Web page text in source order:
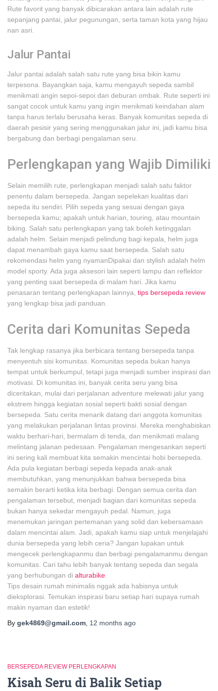
Rute favorit yang banyak dibicarakan antara lain adalah rute
sepanjang pantai, jalur pegunungan, serta taman kota yang hijau
nan asri.
Jalur Pantai
Jalur pantai adalah salah satu rute yang bisa bikin kamu
terpesona. Bayangkan saja, kamu mengayuh sepeda sambil
menikmati angin sepoi-sepoi dan deburan ombak. Rute seperti ini
sangat cocok untuk kamu yang ingin menikmati keindahan alam
tanpa harus terlalu berusaha keras. Banyak komunitas sepeda di
daerah pesisir yang sering menggunakan jalur ini, jadi kamu bisa
bergabung dan berbagi pengalaman seru.
Perlengkapan yang Wajib Dimiliki
Selain memilih rute, perlengkapan menjadi salah satu faktor
penentu dalam bersepeda. Jangan sepelekan kualitas dari
sepeda itu sendiri. Pilih sepeda yang sesuai dengan gaya
bersepeda kamu; apakah untuk harian, touring, atau mountain
biking. Salah satu perlengkapan yang tak boleh ketinggalan
adalah helm. Selain menjadi pelindung bagi kepala, helm juga
dapat menambah gaya kamu saat bersepeda. Salah satu
rekomendasi helm yang nyamanDipakai dan stylish adalah helm
model sporty. Ada juga aksesori lain seperti lampu dan reflektor
yang penting saat bersepeda di malam hari. Jika kamu
penasaran tentang perlengkapan lainnya, tips bersepeda review
yang lengkap bisa jadi panduan.
Cerita dari Komunitas Sepeda
Tak lengkap rasanya jika berbicara tentang bersepeda tanpa
menyentuh sisi komunitas. Komunitas sepeda bukan hanya
tempat untuk berkumpul, tetapi juga menjadi sumber inspirasi dan
motivasi. Di komunitas ini, banyak cerita seru yang bisa
diceritakan, mulai dari perjalanan adventure melewati jalur yang
ekstrem hingga kegiatan sosial seperti bakti sosial dengan
bersepeda. Satu cerita menarik datang dari anggota komunitas
yang melakukan perjalanan lintas provinsi. Mereka menghabiskan
waktu berhari-hari, bermalam di tenda, dan menikmati malang
melintang jalanan pedesaan. Pengalaman mengesankan seperti
ini sering kali membuat kita semakin mencintai hobi bersepeda.
Ada pula kegiatan berbagi sepeda kepada anak-anak
membutuhkan, yang menunjukkan bahwa bersepeda bisa
semakin berarti ketika kita berbagi. Dengan semua cerita dan
pengalaman tersebut, menjadi bagian dari komunitas sepeda
bukan hanya sekedar mengayuh pedal. Namun, juga
menemukan jaringan pertemanan yang solid dan kebersamaan
dalam mencintai alam. Jadi, apakah kamu siap untuk menjelajahi
dunia bersepeda yang lebih ceria? Jangan lupakan untuk
mengecek perlengkapanmu dan berbagi pengalamanmu dengan
komunitas. Cari tahu lebih banyak tentang sepeda dan segala
yang berhubungan di alturabike
Tips desain rumah minimalis nggak ada habisnya untuk
dieksplorasi. Temukan inspirasi baru setiap hari supaya rumah
makin nyaman dan estetik!
By gek4869@gmail.com 12 months ago
BERSEPEDA REVIEW PERLENGKAPAN
Kisah Seru di Balik Setiap